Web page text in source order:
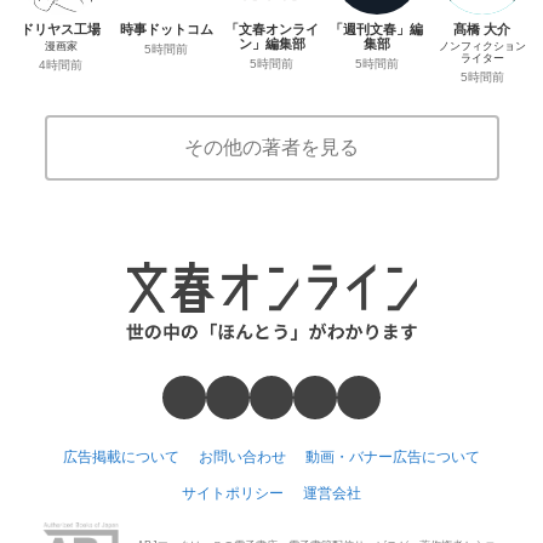
ドリヤス工場
漫画家
4時間前
時事ドットコム
5時間前
「文春オンライ
ン」編集部
5時間前
「週刊文春」編
集部
5時間前
髙橋 大介
ノンフィクション
ライター
5時間前
その他の著者を見る
広告掲載について お問い合わせ 動画・バナー広告について
サイトポリシー 運営会社